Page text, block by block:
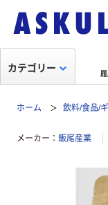
履
カテゴリー
ホーム 飲料/食品/
メーカー 飯尾産業